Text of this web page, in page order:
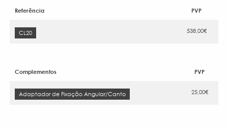
Referência PVP
CL20 538,00€
Complementos PVP
Adaptador de Fixação Angular/Canto 25,00€